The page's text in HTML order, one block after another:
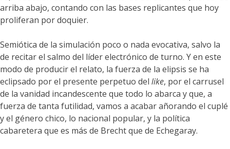
arriba abajo, contando con las bases replicantes que hoy
proliferan por doquier.
Semiótica de la simulación poco o nada evocativa, salvo la
de recitar el salmo del líder electrónico de turno. Y en este
modo de producir el relato, la fuerza de la elipsis se ha
eclipsado por el presente perpetuo del like, por el carrusel
de la vanidad incandescente que todo lo abarca y que, a
fuerza de tanta futilidad, vamos a acabar añorando el cuplé
y el género chico, lo nacional popular, y la política
cabaretera que es más de Brecht que de Echegaray.